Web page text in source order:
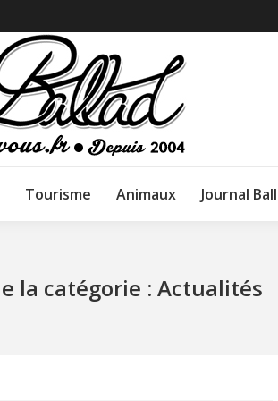
Tourisme Animaux Journal
la catégorie : Actualités